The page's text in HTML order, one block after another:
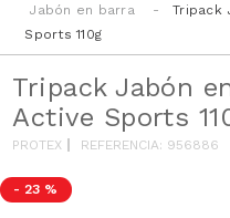
Jabón en barra
Tripack
Sports 110g
Tripack Jabón
Active Sports
PROTEX REFERENCIA: 956886
- 23 %